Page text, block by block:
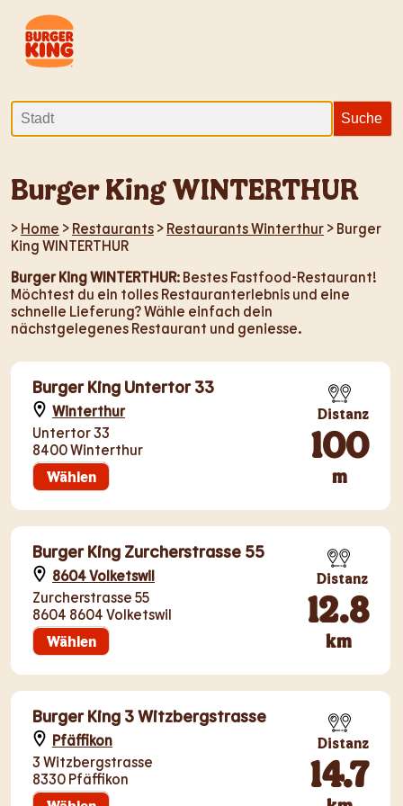
Burger King WINTERTHUR
> Home > Restaurants > Restaurants Winterthur > Burger
King WINTERTHUR
Burger King WINTERTHUR: Bestes Fastfood-Restaurant!
Möchtest du ein tolles Restauranterlebnis und eine
schnelle Lieferung? Wähle einfach dein
nächstgelegenes Restaurant und geniesse.
Burger King Untertor 33
Winterthur
Untertor 33
8400 Winterthur
Wählen
Distanz
100
m
Burger King Zurcherstrasse 55
8604 Volketswil
Zurcherstrasse 55
8604 8604 Volketswil
Wählen
Distanz
12.8
km
Burger King 3 Witzbergstrasse
Pfäffikon
3 Witzbergstrasse
8330 Pfäffikon
Distanz
14.7